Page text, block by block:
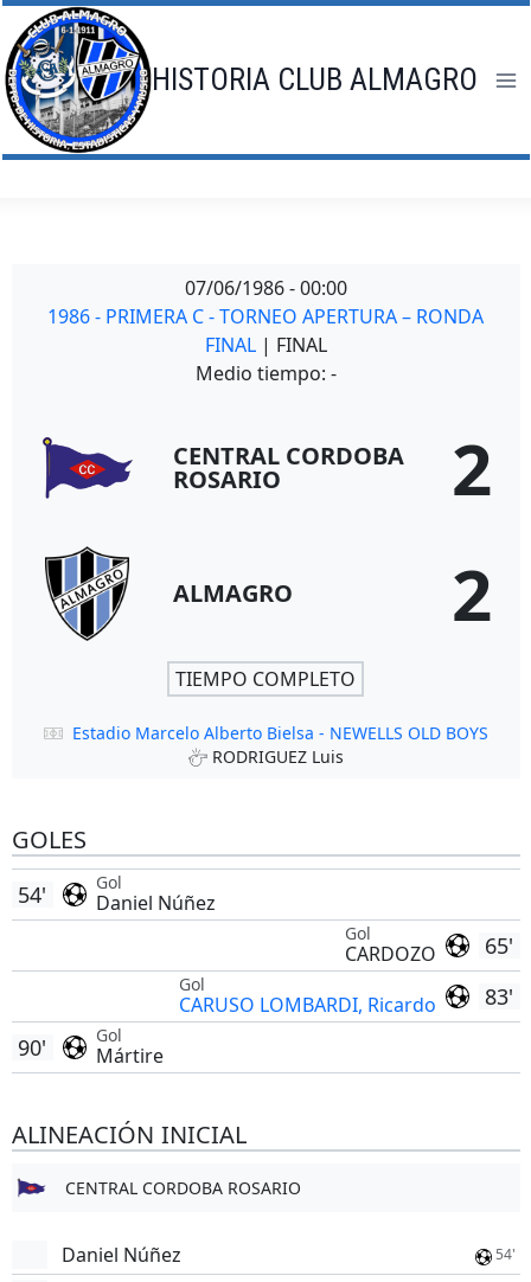
Saltar
al
contenido
HISTORIA CLUB ALMAGRO
07/06/1986 - 00:00
1986 - PRIMERA C - TORNEO APERTURA – RONDA
FINAL | FINAL
Medio tiempo: -
CENTRAL CORDOBA
ROSARIO 2
ALMAGRO 2
TIEMPO COMPLETO
Estadio Marcelo Alberto Bielsa - NEWELLS OLD BOYS
RODRIGUEZ Luis
GOLES
Gol
Daniel Núñez
54'
65'
Gol
CARDOZO
83'
Gol
CARUSO LOMBARDI, Ricardo
Gol
Mártire
90'
ALINEACIÓN INICIAL
CENTRAL CORDOBA ROSARIO
Daniel Núñez 54'